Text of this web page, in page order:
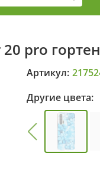
pro
Артикул:
Другие цвета: